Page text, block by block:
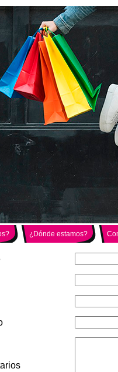
¿Dónde estamos?